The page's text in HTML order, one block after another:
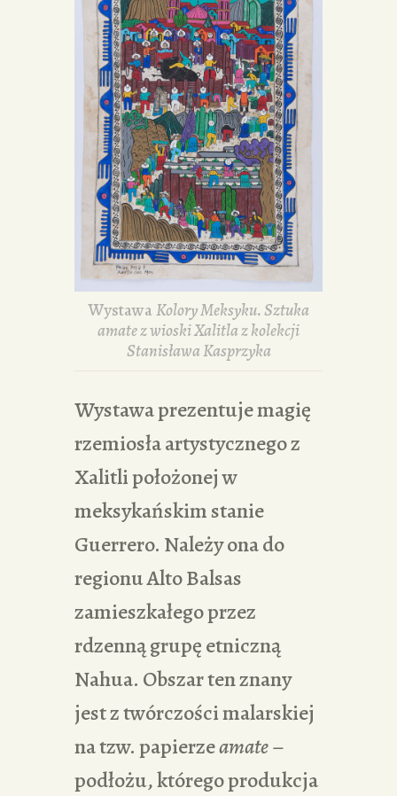
WystawaKolory Meksyku. Sztuka
amate z wioski Xalitla z kolekcji
Stanisława Kasprzyka
Wystawa prezentuje magię
rzemiosła artystycznego z
Xalitli położonej w
meksykańskim stanie
Guerrero. Należy ona do
regionu Alto Balsas
zamieszkałego przez
rdzenną grupę etniczną
Nahua. Obszar ten znany
jest z twórczości malarskiej
na tzw. papierzeamate–
podłożu, którego produkcja